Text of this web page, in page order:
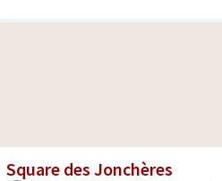
Square des Jonchères